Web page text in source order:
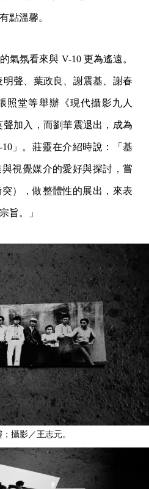
點溫馨。
氣氛看來與 V-10 更為遙遠。
明聲、葉政良、謝震基、謝春
照堂等舉辦《現代攝影九人
聲加入，而劉華震退出，成為
」。莊靈在介紹時說：「基
視覺媒介的愛好與探討，嘗
），做整體性的展出，來表
旨。」
攝影／王志元。